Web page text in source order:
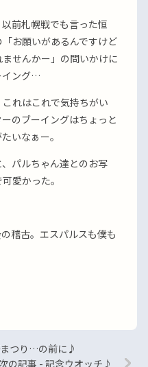
前札幌戦でも言った恒
お願いがあるんですけど
せんかー」の問いかけに
イング…
れはこれで気持ちがい
のブーイングはちょっと
いなぁー。
パルちゃん達とのお写
愛かった。
稽古。エスパルスも僕も
まつり…の前に♪
の記事 - 記念ウオッチ♪